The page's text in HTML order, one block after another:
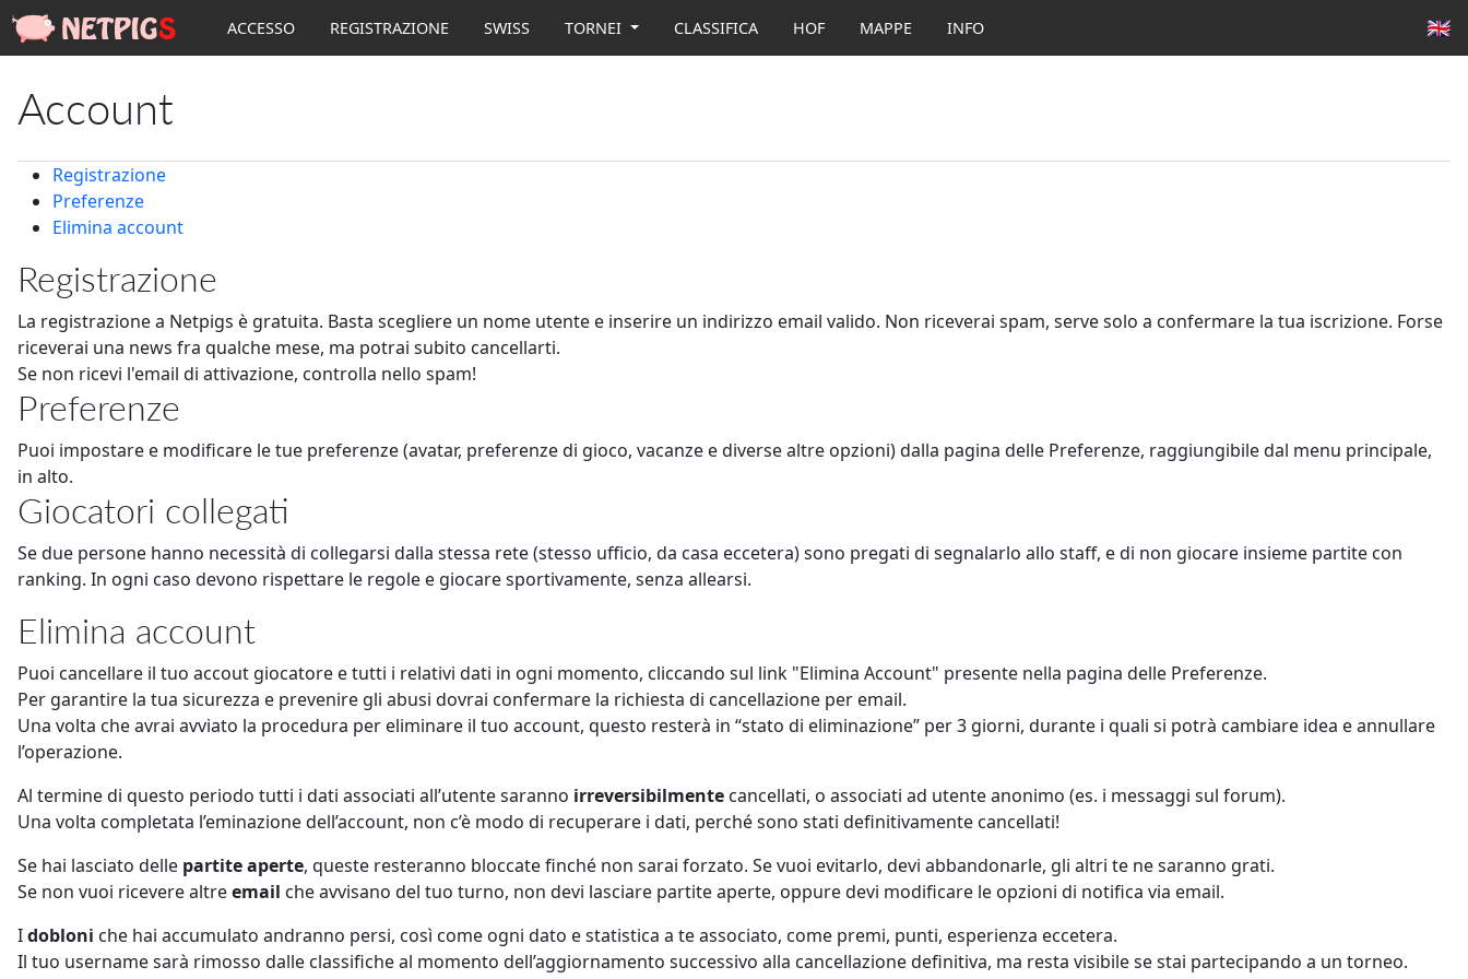
ACCESSO REGISTRAZIONE SWISS TORNEI CLASSIFICA HOF MAPPE INFO 🇬🇧
Account
Registrazione
Preferenze
Elimina account
Registrazione
La registrazione a Netpigs è gratuita. Basta scegliere un nome utente e inserire un indirizzo email valido. Non riceverai spam, serve solo a confermare la tua iscrizione. Forse
riceverai una news fra qualche mese, ma potrai subito cancellarti.
Se non ricevi l'email di attivazione, controlla nello spam!
Preferenze
Puoi impostare e modificare le tue preferenze (avatar, preferenze di gioco, vacanze e diverse altre opzioni) dalla pagina delle Preferenze, raggiungibile dal menu principale,
in alto.
Giocatori collegati
Se due persone hanno necessità di collegarsi dalla stessa rete (stesso ufficio, da casa eccetera) sono pregati di segnalarlo allo staff, e di non giocare insieme partite con
ranking. In ogni caso devono rispettare le regole e giocare sportivamente, senza allearsi.
Elimina account
Puoi cancellare il tuo accout giocatore e tutti i relativi dati in ogni momento, cliccando sul link "Elimina Account" presente nella pagina delle Preferenze.
Per garantire la tua sicurezza e prevenire gli abusi dovrai confermare la richiesta di cancellazione per email.
Una volta che avrai avviato la procedura per eliminare il tuo account, questo resterà in “stato di eliminazione” per 3 giorni, durante i quali si potrà cambiare idea e annullare
l’operazione.
Al termine di questo periodo tutti i dati associati all’utente saranno irreversibilmente cancellati, o associati ad utente anonimo (es. i messaggi sul forum).
Una volta completata l’eminazione dell’account, non c’è modo di recuperare i dati, perché sono stati definitivamente cancellati!
Se hai lasciato delle partite aperte, queste resteranno bloccate finché non sarai forzato. Se vuoi evitarlo, devi abbandonarle, gli altri te ne saranno grati.
Se non vuoi ricevere altreemail che avvisano del tuo turno, non devi lasciare partite aperte, oppure devi modificare le opzioni di notifica via email.
Idobloni che hai accumulato andranno persi, così come ogni dato e statistica a te associato, come premi, punti, esperienza eccetera.
Il tuo username sarà rimosso dalle classifiche al momento dell’aggiornamento successivo alla cancellazione definitiva, ma resta visibile se stai partecipando a un torneo.